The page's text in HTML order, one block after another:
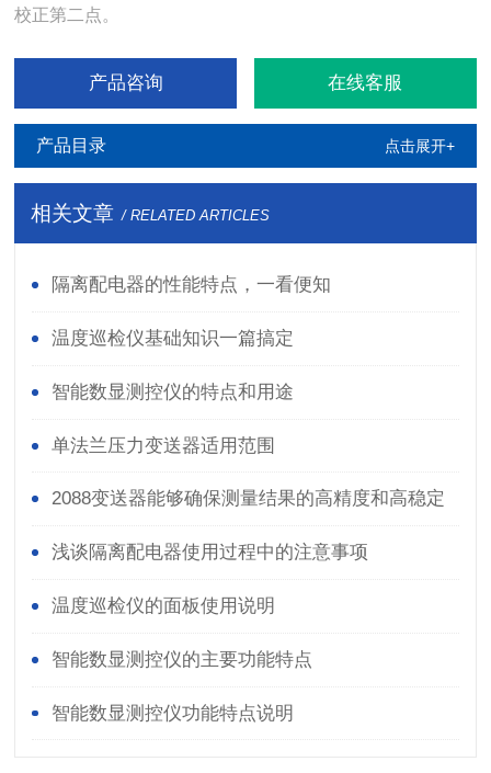
校正第二点。
产品咨询 在线客服
产品目录 点击展开+
相关文章 / RELATED ARTICLES
隔离配电器的性能特点，一看便知
温度巡检仪基础知识一篇搞定
智能数显测控仪的特点和用途
单法兰压力变送器适用范围
2088变送器能够确保测量结果的高精度和高稳定
性 浅谈隔离配电器使用过程中的注意事项
温度巡检仪的面板使用说明
智能数显测控仪的主要功能特点
智能数显测控仪功能特点说明